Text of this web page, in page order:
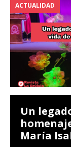
ACTUALIDAD
Un
María